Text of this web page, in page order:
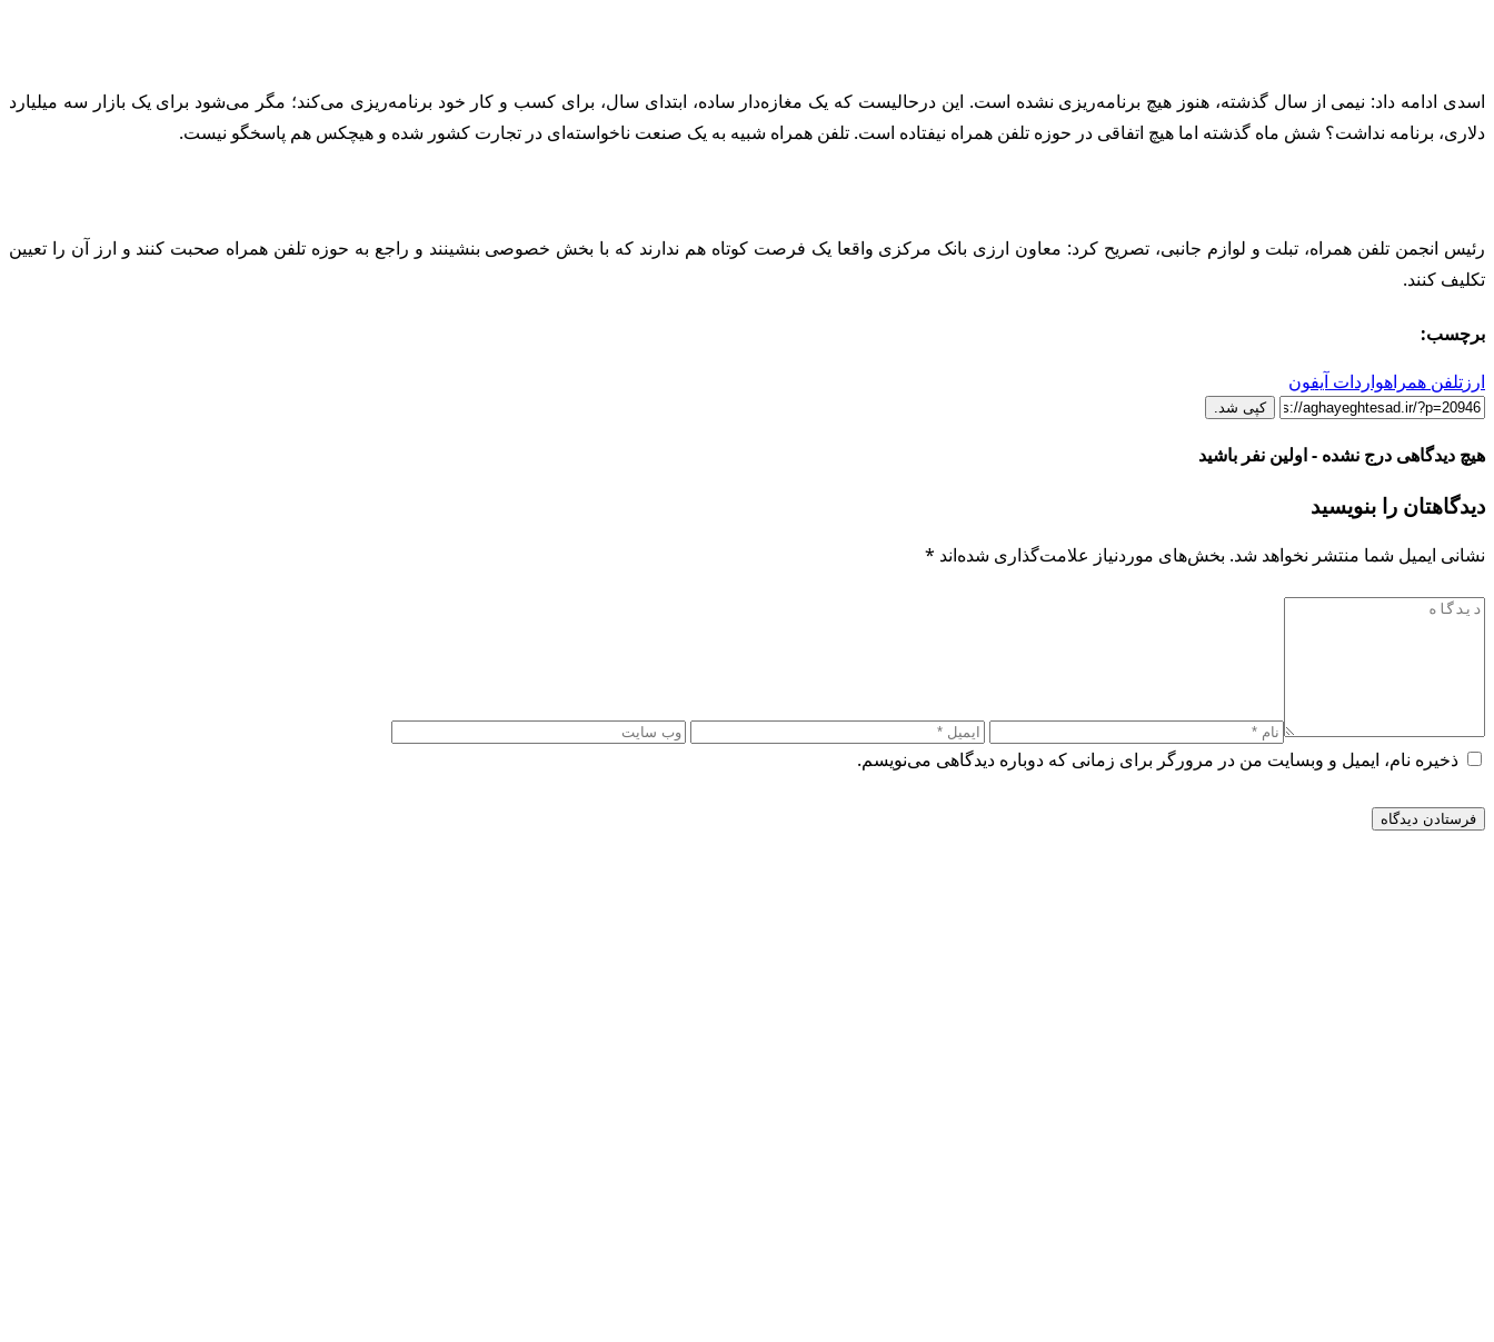
اسدی ادامه داد: نیمی از سال گذشته، هنوز هیچ برنامه‌ریزی نشده است. این درحالیست که یک مغازه‌دار ساده، ابتدای سال، برای کسب و کار خود برنامه‌ریزی می‌کند؛ مگر می‌شود برای یک بازار سه میلیارد
دلاری، برنامه نداشت؟ شش ماه گذشته اما هیچ اتفاقی در حوزه تلفن همراه نیفتاده است. تلفن همراه شبیه به یک صنعت ناخواسته‌ای در تجارت کشور شده و هیچکس هم پاسخگو نیست.
رئیس انجمن تلفن همراه، تبلت و لوازم جانبی، تصریح کرد: معاون ارزی بانک مرکزی واقعا یک فرصت کوتاه هم ندارند که با بخش خصوصی بنشینند و راجع به حوزه تلفن همراه صحبت کنند و ارز آن را تعیین
تکلیف کنند.
برچسب:
ارزتلفن همراهواردات آیفون
کپی شد.
هیچ دیدگاهی درج نشده - اولین نفر باشید
دیدگاهتان را بنویسید
نشانی ایمیل شما منتشر نخواهد شد. بخش‌های موردنیاز علامت‌گذاری شده‌اند *
ذخیره نام، ایمیل و وبسایت من در مرورگر برای زمانی که دوباره دیدگاهی می‌نویسم.